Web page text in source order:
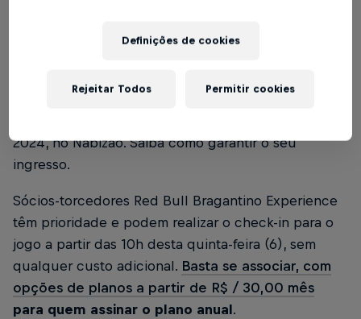
Torcida visitante
Na próxima terça-feira (11), às 21h30, o Red Bull
2024, no Nabizão. Saiba como garantir o seu
ingresso.
Sócios-torcedores Red Bull Bragantino Experience
têm prioridade e podem realizar o check-in para o
jogo a partir das 10h desta quinta-feira (6), sem
qualquer custo adicional. Basta se associar, com
opções de planos a partir de R$ / 30,00 mês
para quem assinar o plano anual.
Definições de cookies
Rejeitar Todos Permitir cookies